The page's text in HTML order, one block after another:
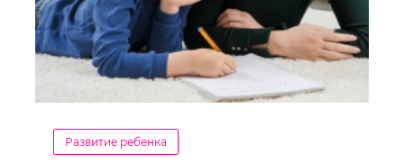
Развитие ребенка